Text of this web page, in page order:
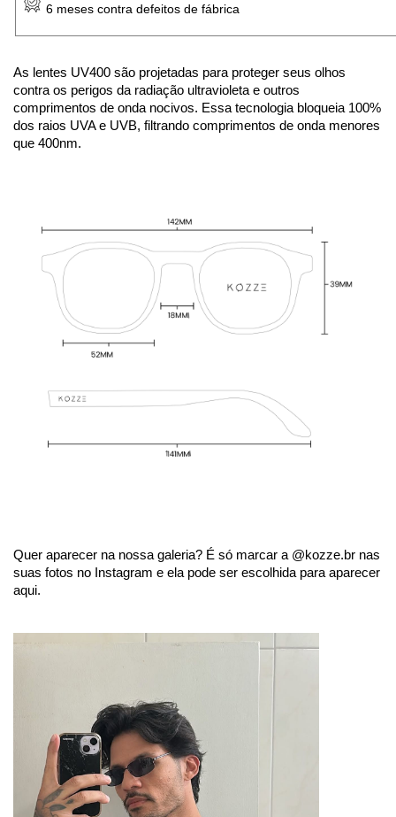
6 meses contra defeitos de fábrica
As lentes UV400 são projetadas para proteger seus olhos
contra os perigos da radiação ultravioleta e outros
comprimentos de onda nocivos. Essa tecnologia bloqueia 100%
dos raios UVA e UVB, filtrando comprimentos de onda menores
que 400nm.
Quer aparecer na nossa galeria? É só marcar a @kozze.br nas
suas fotos no Instagram e ela pode ser escolhida para aparecer
aqui.